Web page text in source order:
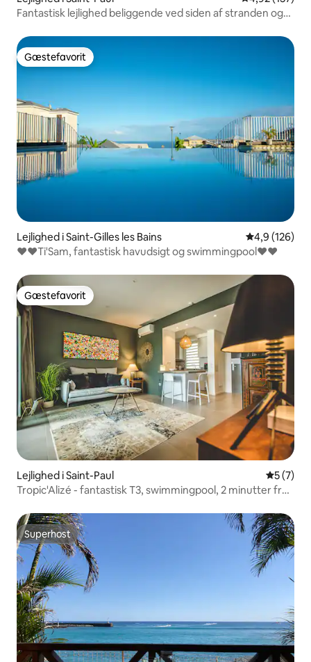
Fantastisk lejlighed beliggende ved siden af stranden og
Gæstefavorit
Gæstefavorit
Lejlighed i Saint-Gilles les Bains 4,9 ud af 5 i
4,9 (126)
❤️❤️Ti'Sam, fantastisk havudsigt og swimmingpool❤️❤️
Gæstefavorit
Gæstefavorit
Lejlighed i Saint-Paul 5 ud af 5
5 (7)
Tropic'Alizé - fantastisk T3, swimmingpool, 2 minutter fra
Superhost
Superhost